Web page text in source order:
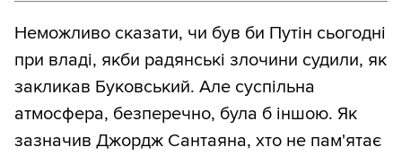
Неможливо сказати, чи був би Путін сьогодні
при владі, якби радянські злочини судили, як
закликав Буковський. Але суспільна
атмосфера, безперечно, була б іншою. Як
зазначив Джордж Сантаяна, хто не пам'ятає